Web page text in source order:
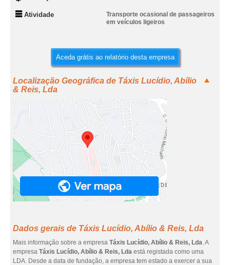
Atividade
Transporte ocasional de passageiros
em veículos ligeiros
Aceda grátis ao relatório desta empresa
Localização Geográfica de Táxis Lucídio, Abílio
& Reis, Lda
Dados gerais de Táxis Lucídio, Abílio & Reis, Lda
Mais informação sobre a empresa Táxis Lucídio, Abílio & Reis, Lda. A
empresa Táxis Lucídio, Abílio & Reis, Lda está registada como uma
LDA. Desde a data de fundação, a empresa tem estado a exercer a sua